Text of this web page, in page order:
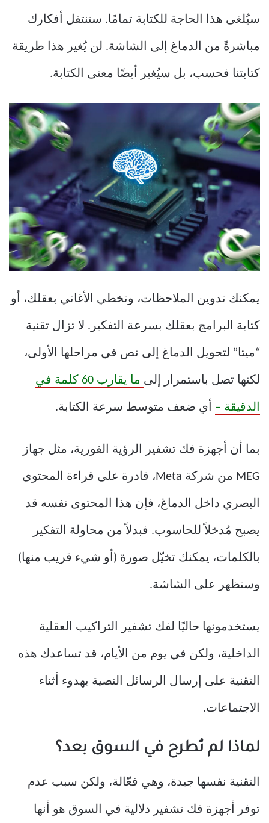
سيُلغى هذا الحاجة للكتابة تمامًا. ستنتقل أفكارك
مباشرةً من الدماغ إلى الشاشة. لن يُغير هذا طريقة
كتابتنا فحسب، بل سيُغير أيضًا معنى الكتابة.
يمكنك تدوين الملاحظات، وتخطي الأغاني بعقلك، أو
كتابة البرامج بعقلك بسرعة التفكير. لا تزال تقنية
“ميتا” لتحويل الدماغ إلى نص في مراحلها الأولى،
لكنها تصل باستمرار إلى ما يقارب 60 كلمة في
الدقيقة – أي ضعف متوسط ​​سرعة الكتابة.
بما أن أجهزة فك تشفير الرؤية الفورية، مثل جهاز
MEG من شركة Meta، قادرة على قراءة المحتوى
البصري داخل الدماغ، فإن هذا المحتوى نفسه قد
يصبح مُدخلاً للحاسوب. فبدلاً من محاولة التفكير
بالكلمات، يمكنك تخيّل صورة (أو شيء قريب منها)
وستظهر على الشاشة.
يستخدمونها حاليًا لفك تشفير التراكيب العقلية
الداخلية، ولكن في يوم من الأيام، قد تساعدك هذه
التقنية على إرسال الرسائل النصية بهدوء أثناء
الاجتماعات.
لماذا لم تُطرح في السوق بعد؟
التقنية نفسها جيدة، وهي فعّالة، ولكن سبب عدم
توفر أجهزة فك تشفير دلالية في السوق هو أنها